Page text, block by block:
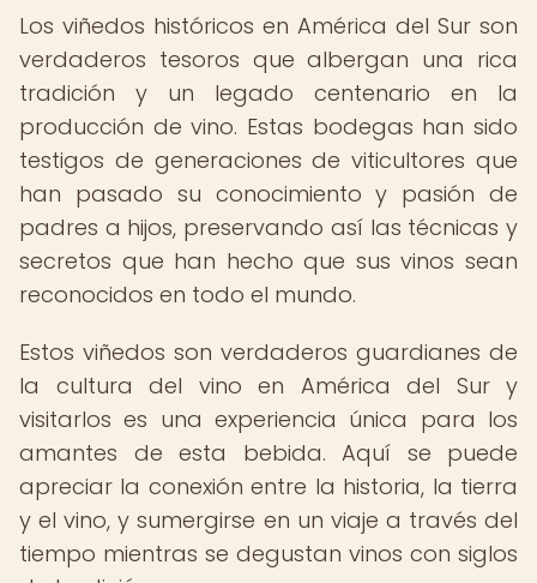
Los viñedos históricos en América del Sur son
verdaderos tesoros que albergan una rica
tradición y un legado centenario en la
producción de vino. Estas bodegas han sido
testigos de generaciones de viticultores que
han pasado su conocimiento y pasión de
padres a hijos, preservando así las técnicas y
secretos que han hecho que sus vinos sean
reconocidos en todo el mundo.
Estos viñedos son verdaderos guardianes de
la cultura del vino en América del Sur y
visitarlos es una experiencia única para los
amantes de esta bebida. Aquí se puede
apreciar la conexión entre la historia, la tierra
y el vino, y sumergirse en un viaje a través del
tiempo mientras se degustan vinos con siglos